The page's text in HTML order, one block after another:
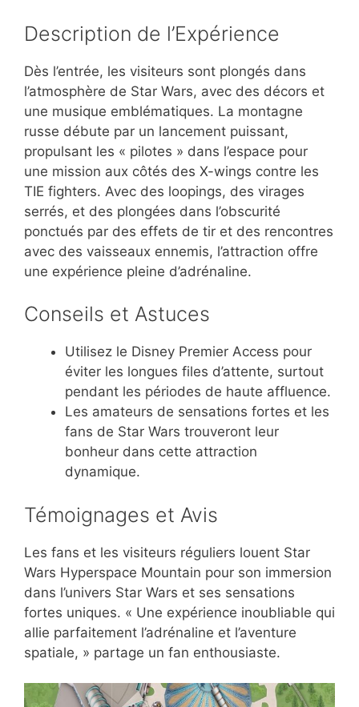
Description de l’Expérience
Dès l’entrée, les visiteurs sont plongés dans
l’atmosphère de Star Wars, avec des décors et
une musique emblématiques. La montagne
russe débute par un lancement puissant,
propulsant les « pilotes » dans l’espace pour
une mission aux côtés des X-wings contre les
TIE fighters. Avec des loopings, des virages
serrés, et des plongées dans l’obscurité
ponctués par des effets de tir et des rencontres
avec des vaisseaux ennemis, l’attraction offre
une expérience pleine d’adrénaline.
Conseils et Astuces
Utilisez le Disney Premier Access pour
éviter les longues files d’attente, surtout
pendant les périodes de haute affluence.
Les amateurs de sensations fortes et les
fans de Star Wars trouveront leur
bonheur dans cette attraction
dynamique.
Témoignages et Avis
Les fans et les visiteurs réguliers louent Star
Wars Hyperspace Mountain pour son immersion
dans l’univers Star Wars et ses sensations
fortes uniques. « Une expérience inoubliable qui
allie parfaitement l’adrénaline et l’aventure
spatiale, » partage un fan enthousiaste.